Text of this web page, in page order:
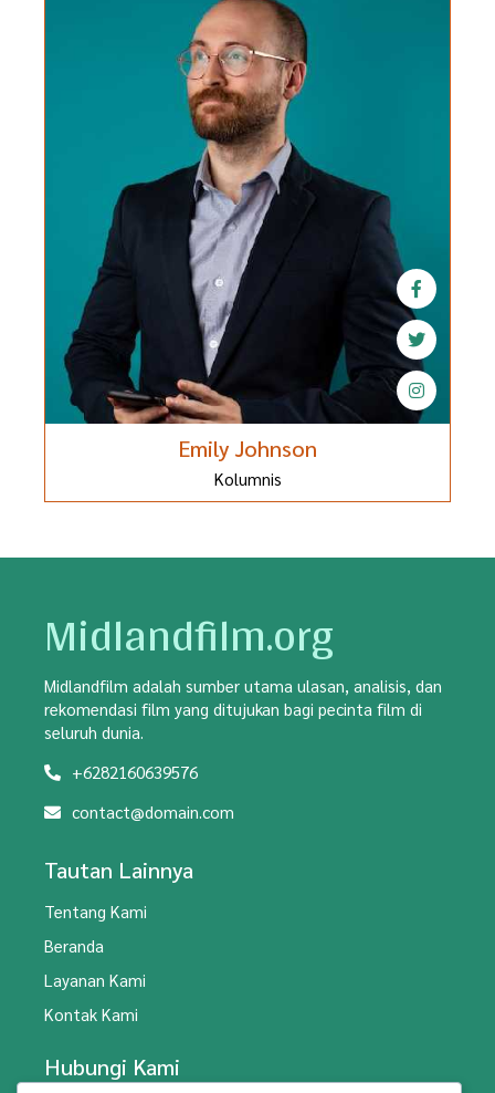
Emily Johnson
Kolumnis
Midlandfilm.org
Midlandfilm adalah sumber utama ulasan, analisis, dan
rekomendasi film yang ditujukan bagi pecinta film di
seluruh dunia.
+6282160639576
contact@domain.com
Tautan Lainnya
Tentang Kami
Beranda
Layanan Kami
Kontak Kami
Hubungi Kami